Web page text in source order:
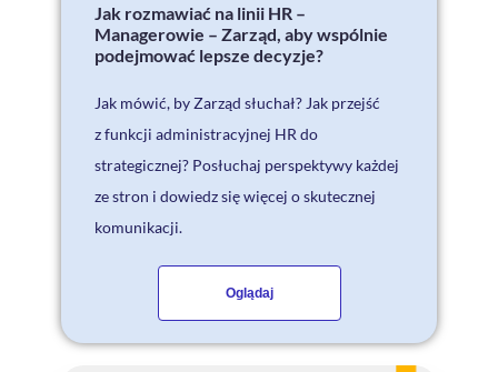
Jak rozmawiać na linii HR –
Managerowie – Zarząd, aby wspólnie
podejmować lepsze decyzje?
Jak mówić, by Zarząd słuchał? Jak przejść
z funkcji administracyjnej HR do
strategicznej? Posłuchaj perspektywy każdej
ze stron i dowiedz się więcej o skutecznej
komunikacji.
Oglądaj